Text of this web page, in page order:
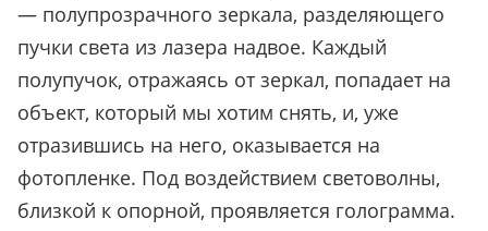
— полупрозрачного зеркала, разделяющего
пучки света из лазера надвое. Каждый
полупучок, отражаясь от зеркал, попадает на
объект, который мы хотим снять, и, уже
отразившись на него, оказывается на
фотопленке. Под воздействием световолны,
близкой к опорной, проявляется голограмма.